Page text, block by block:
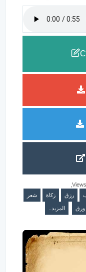
Views
,
رزق زكاة شعر
ورق المزيد..